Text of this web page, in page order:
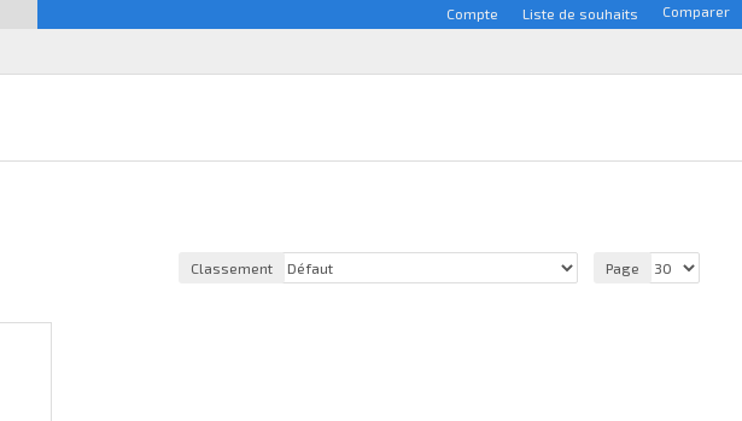
Compte Liste de souhaits Comparer
Classement Page